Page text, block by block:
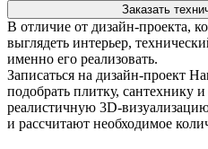
Заказать
В отличие от дизайн-проекта,
выглядеть интерьер,
именно его реализовать.
Записаться на дизайн-проект
подобрать плитку, сантехнику и
реалистичную 3D-
и рассчитают необходимое